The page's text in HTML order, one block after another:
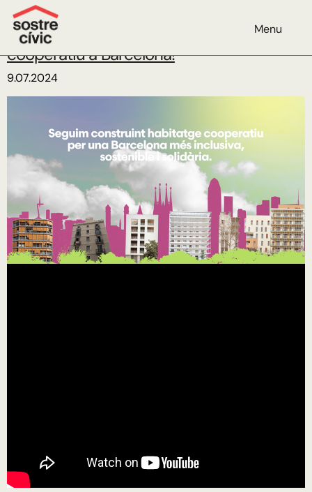
Menu
Categoria:
Més sòl públic per a l’habitatge
cooperatiu a Barcelona!
9.07.2024